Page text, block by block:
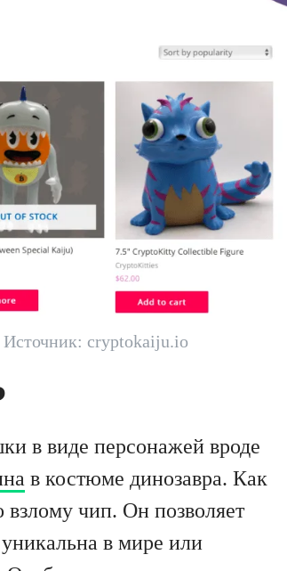
cryptokaiju.io
в виде персонажей вроде
в костюме динозавра. Как
чип. Он позволяет
в мире или